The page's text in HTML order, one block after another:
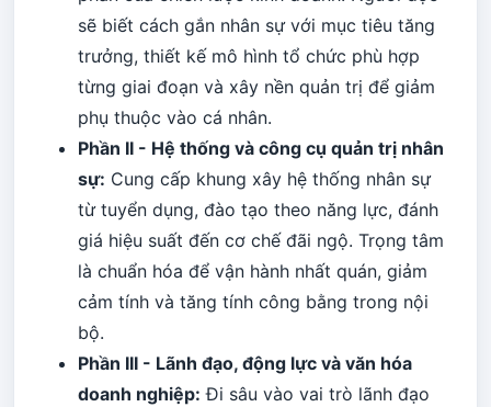
sẽ biết cách gắn nhân sự với mục tiêu tăng
trưởng, thiết kế mô hình tổ chức phù hợp
từng giai đoạn và xây nền quản trị để giảm
phụ thuộc vào cá nhân.
Phần II - Hệ thống và công cụ quản trị nhân
sự: Cung cấp khung xây hệ thống nhân sự
từ tuyển dụng, đào tạo theo năng lực, đánh
giá hiệu suất đến cơ chế đãi ngộ. Trọng tâm
là chuẩn hóa để vận hành nhất quán, giảm
cảm tính và tăng tính công bằng trong nội
bộ.
Phần III - Lãnh đạo, động lực và văn hóa
doanh nghiệp: Đi sâu vào vai trò lãnh đạo